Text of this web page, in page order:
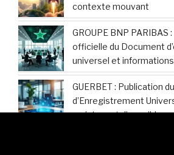
contexte mouvant
GROUPE BNP PARIBAS
officielle du Document
universel et
GUERBET : Publication
d’Enregistrement
maintenant disponible